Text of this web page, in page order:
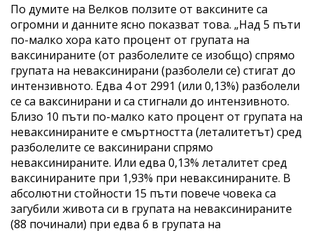
По думите на Велков ползите от ваксините са
огромни и данните ясно показват това. „Над 5 пъти
по-малко хора като процент от групата на
ваксинираните (от разболелите се изобщо) спрямо
групата на неваксинирани (разболели се) стигат до
интензивното. Едва 4 от 2991 (или 0,13%) разболели
се сa ваксинирани и са стигнали до интензивното.
Близо 10 пъти по-малко като процент от групата на
неваксинираните е смъртността (леталитетът) сред
разболелите се ваксинирани спрямо
неваксинираните. Или едва 0,13% леталитет сред
ваксинираните при 1,93% при неваксинираните. В
абсолютни стойности 15 пъти повече човека са
загубили живота си в групата на неваксинираните
(88 починали) при едва 6 в групата на